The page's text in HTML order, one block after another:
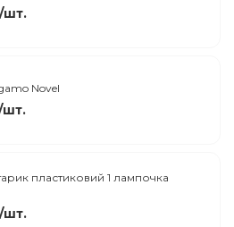
шт.
Novel
шт.
пластиковий 1 лампочка
шт.